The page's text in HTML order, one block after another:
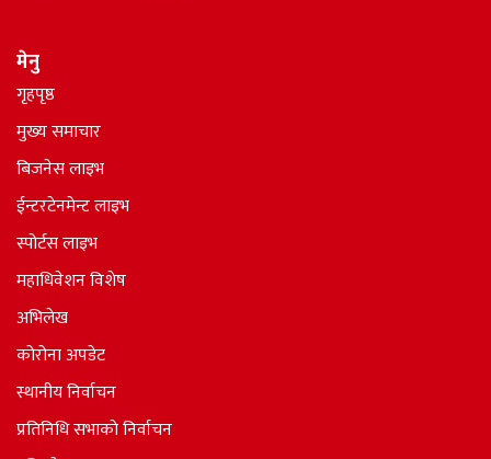
मेनु
गृहपृष्ठ
मुख्य समाचार
बिजनेस लाइभ
ईन्टरटेनमेन्ट लाइभ
स्पोर्टस लाइभ
महाधिवेशन विशेष
अभिलेख
कोरोना अपडेट
स्थानीय निर्वाचन
प्रतिनिधि सभाकाे निर्वाचन